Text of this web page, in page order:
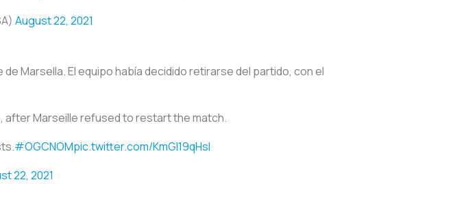
August 22, 2021
Marsella. El equipo había decidido retirarse del partido, con el
after Marseille refused to restart the match.
#OGCNOMpic.twitter.com/KmGI19qHsl
22, 2021